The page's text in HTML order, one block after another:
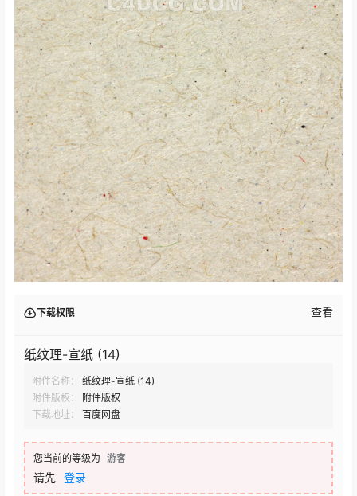
下载权限 查看
纸纹理-宣纸 (14)
附件名称：
纸纹理-宣纸 (14)
附件版权：
附件版权
下载地址：
百度网盘
您当前的等级为 游客
请先 登录